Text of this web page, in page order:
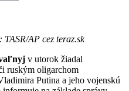
AP cez teraz.sk
v utorok žiadal
ruským oligarchom
Putina a jeho vojenskú